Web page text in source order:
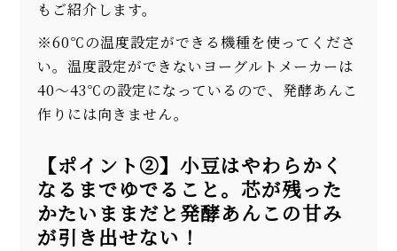
もご紹介します。
※60℃の温度設定ができる機種を使ってくださ
い。温度設定ができないヨーグルトメーカーは
40～43℃の設定になっているので、発酵あんこ
作りには向きません。
【ポイント②】小豆はやわらかく
なるまでゆでること。芯が残った
かたいままだと発酵あんこの甘み
が引き出せない！